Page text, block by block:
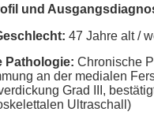
und
47 Jahre alt /
Pathologie: Chronische
an der medialen
Grad III,
Ultraschall)